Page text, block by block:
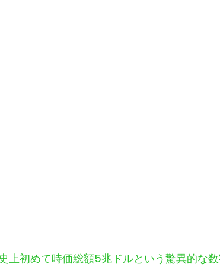
上初めて時価総額5兆ドルという驚異的な